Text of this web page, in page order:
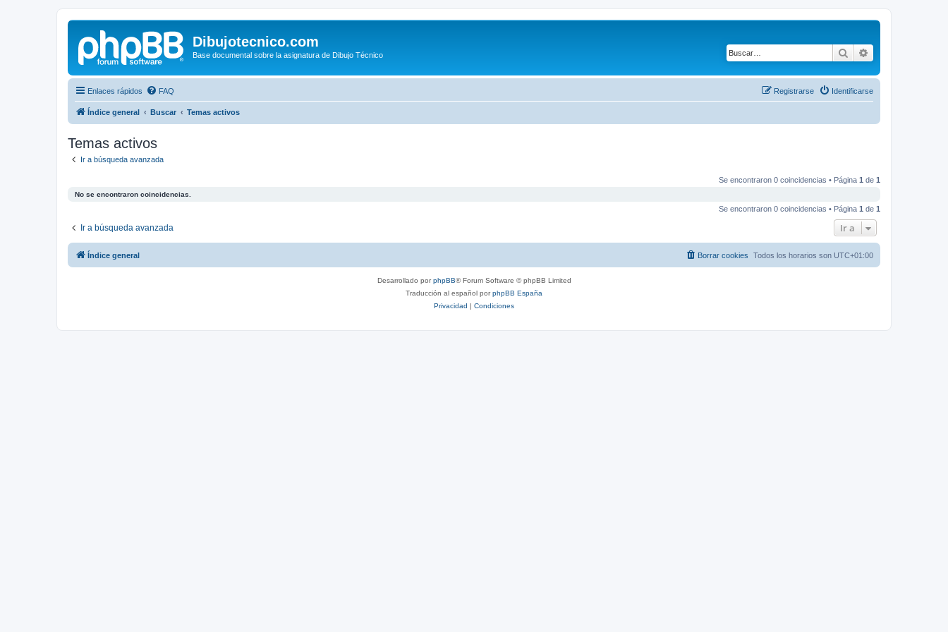
Dibujotecnico.com
Base documental sobre la asignatura de Dibujo Técnico Buscar
Enlaces rápidos FAQ Identificarse
Registrarse
Índice general Buscar Temas activos
Temas activos
Ir a búsqueda avanzada
Se encontraron 0 coincidencias • Página 1 de 1
No se encontraron coincidencias.
Se encontraron 0 coincidencias • Página 1 de 1
Ir a búsqueda avanzada Ir a
Índice general Todos los horarios son UTC+01:00
Borrar cookies
Desarrollado porphpBB® Forum Software © phpBB Limited
Traducción al español porphpBB España
Privacidad | Condiciones